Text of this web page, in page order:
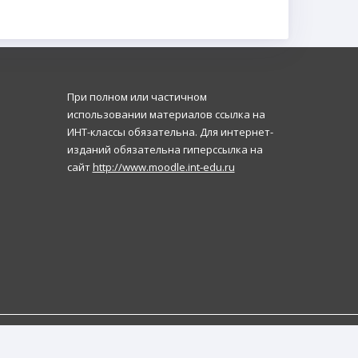
При полном или частичном
использовании материалов ссылка на
ИНТ-классы обязательна. Для интернет-
изданий обязательна гиперссылка на
сайтhttp://www.moodle.int-edu.ru